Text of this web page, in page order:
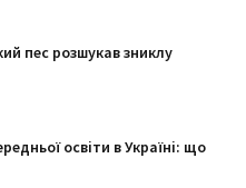
пес розшукав зниклу
освіти в Україні: що